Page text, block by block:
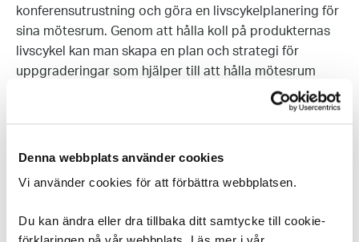
Denna webbplats använder cookies
Vi använder cookies för att förbättra webbplatsen.
Du kan ändra eller dra tillbaka ditt samtycke till cookie-
konferensutrustning och göra en livscykelplanering för
sina mötesrum. Genom att hålla koll på produkternas
livscykel kan man skapa en plan och strategi för
uppgraderingar som hjälper till att hålla mötesrum